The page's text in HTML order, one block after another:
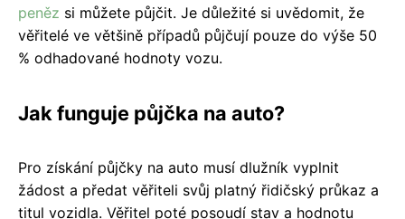
peněz si můžete půjčit. Je důležité si uvědomit, že
věřitelé ve většině případů půjčují pouze do výše 50
% odhadované hodnoty vozu.
Jak funguje půjčka na auto?
Pro získání půjčky na auto musí dlužník vyplnit
žádost a předat věřiteli svůj platný řidičský průkaz a
titul vozidla. Věřitel poté posoudí stav a hodnotu